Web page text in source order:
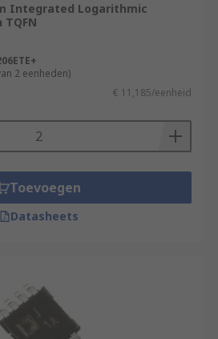
Integrated Logarithmic
2 eenheden)
€ 11,185/eenheid
Toevoegen
Datasheets